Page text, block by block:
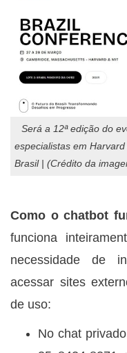
Será a 12ª edição do
especialistas em
Brasil | (Crédito da
Como o chatbot
funciona
necessidade de
acessar sites
de uso:
No chat